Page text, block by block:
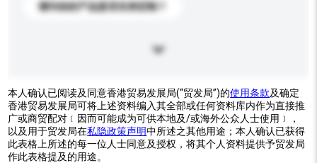
请问你的产品是否支持定制？
本人确认已阅读及同意香港贸易发展局(“贸发局”)的使用条款及确定
香港贸易发展局可将上述资料编入其全部或任何资料库内作为直接推
广或商贸配对﹝因而可能成为可供本地及/或海外公众人士使用﹞，
以及用于贸发局在私隐政策声明中所述之其他用途；本人确认已获得
此表格上所述的每一位人士同意及授权，将其个人资料提供予贸发局
作此表格提及的用途。